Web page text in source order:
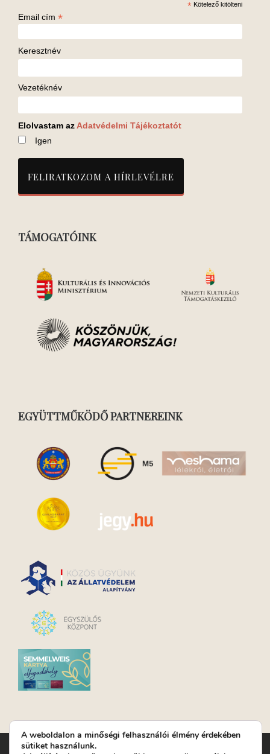
* Kötelező kitölteni
Email cím *
Keresztnév
Vezetéknév
Elolvastam az Adatvédelmi Tájékoztatót
Igen
TÁMOGATÓINK
EGYÜTTMŰKÖDŐ PARTNEREINK
Turay Ida Színház Közhasznú Nonprofit Kft. | Működési
A weboldalon a minőségi felhasználói élmény érdekében
sütiket használunk.